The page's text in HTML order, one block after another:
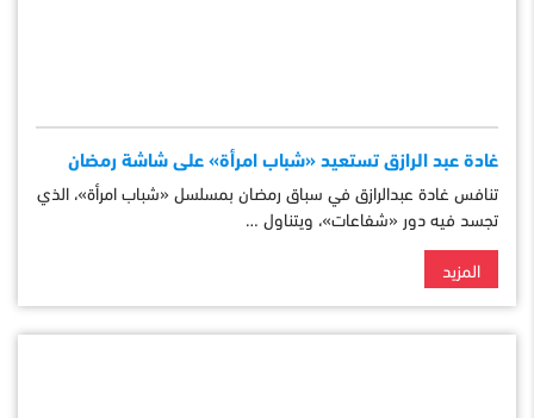
غادة عبد الرازق تستعيد «شباب امرأة» على شاشة رمضان
تنافس غادة عبدالرازق في سباق رمضان بمسلسل «شباب امرأة»، الذي
تجسد فيه دور «شفاعات»، ويتناول …
المزيد